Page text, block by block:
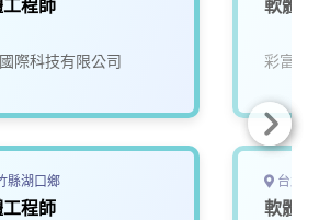
程師
際科技有限公司
縣湖口鄉
程師
軟體
彩富電
台北
軟體